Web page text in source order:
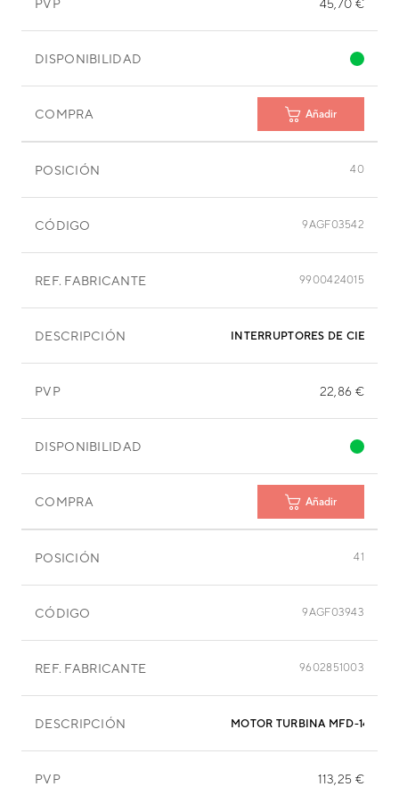
PVP 45,70 €
DISPONIBILIDAD
COMPRA Añadir
POSICIÓN 40
CÓDIGO 9AGF03542
REF. FABRICANTE 9900424015
DESCRIPCIÓN INTERRUPTORES DE CIERRE
PVP 22,86 €
DISPONIBILIDAD
COMPRA Añadir
POSICIÓN 41
CÓDIGO 9AGF03943
REF. FABRICANTE 9602851003
DESCRIPCIÓN MOTOR TURBINA MFD-145XN
PVP 113,25 €